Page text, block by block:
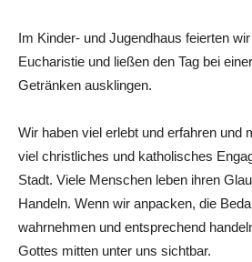
Im Kinder- und Jugendhaus feierten
Eucharistie und ließen den Tag bei
Getränken ausklingen.
Wir haben viel erlebt und erfahren und
viel christliches und katholisches
Stadt. Viele Menschen leben ihren
Handeln. Wenn wir anpacken, die
wahrnehmen und entsprechend
Gottes mitten unter uns sichtbar.